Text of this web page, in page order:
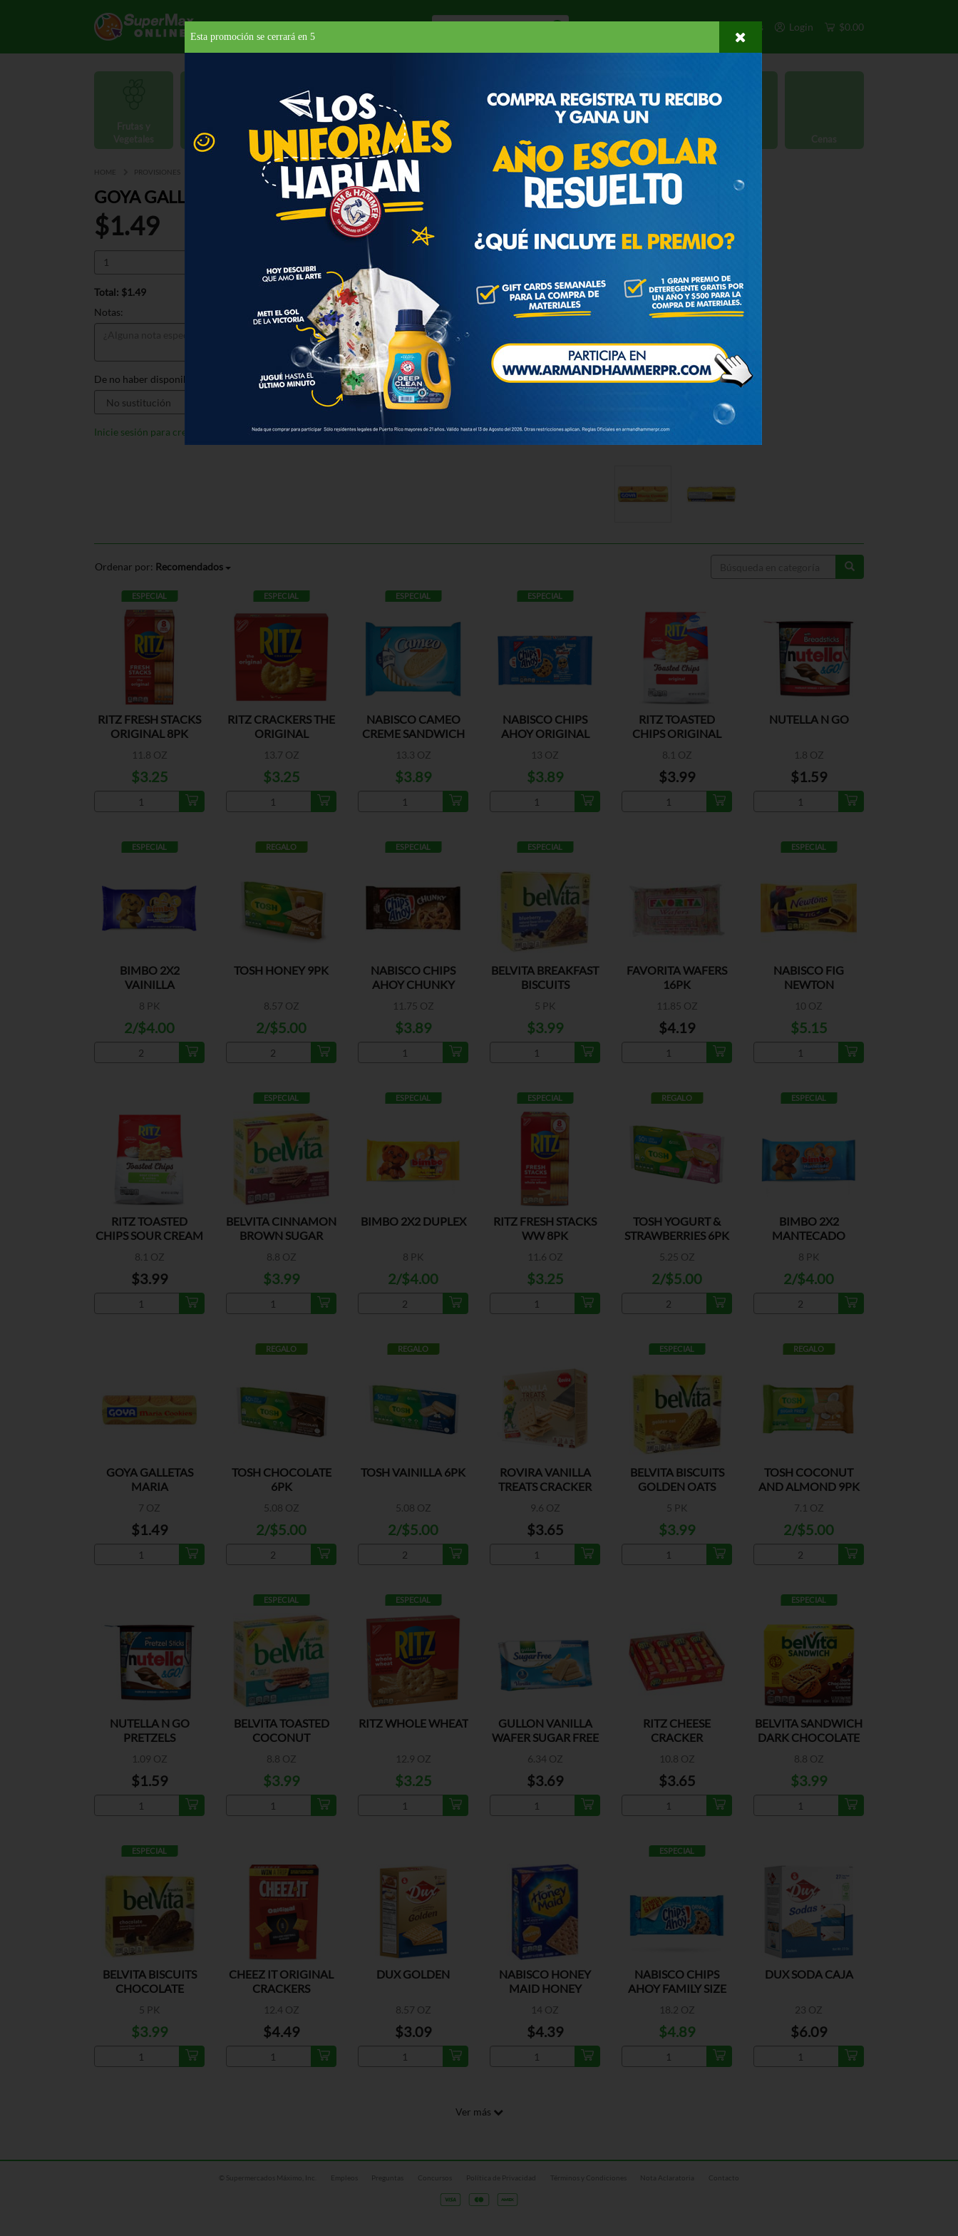
Otros Login $0.00
Mariscos
Provisiones Lácteos
Hogar, Salud y
Deli y Bakery Orgánico
HOME PROVISIONES DULCES GOYA GALLETAS MARIA
GOYA GALLETAS MARIA 7 OZ
$1.49
Total: $1.49
Notas:
De no haber disponible, sustituir por:
Inicie sesión para crear listas
Ordenar por: Recomendados
ESPECIAL
RITZ FRESH STACKS
ORIGINAL 8PK
11.8 OZ
$3.25
ESPECIAL
RITZ CRACKERS THE
ORIGINAL
13.7 OZ
$3.25
ESPECIAL
NABISCO CAMEO
CREME SANDWICH
13.3 OZ
$3.89
ESPECIAL
NABISCO CHIPS
AHOY ORIGINAL
13 OZ
$3.89
RITZ TOASTED
CHIPS ORIGINAL
8.1 OZ
$3.99
NUTELLA N GO
1.8 OZ
$1.59
ESPECIAL
BIMBO 2X2
VAINILLA
8 PK
2/$4.00
REGALO
TOSH HONEY 9PK
8.57 OZ
2/$5.00
ESPECIAL
NABISCO CHIPS
AHOY CHUNKY
11.75 OZ
$3.89
ESPECIAL
BELVITA BREAKFAST
BISCUITS
5 PK
$3.99
FAVORITA WAFERS
16PK
11.85 OZ
$4.19
ESPECIAL
NABISCO FIG
NEWTON
10 OZ
$5.15
RITZ TOASTED
CHIPS SOUR CREAM
8.1 OZ
$3.99
ESPECIAL
BELVITA CINNAMON
BROWN SUGAR
8.8 OZ
$3.99
ESPECIAL
BIMBO 2X2 DUPLEX
8 PK
2/$4.00
ESPECIAL
RITZ FRESH STACKS
WW 8PK
11.6 OZ
$3.25
REGALO
TOSH YOGURT &
STRAWBERRIES 6PK
5.25 OZ
2/$5.00
ESPECIAL
BIMBO 2X2
MANTECADO
8 PK
2/$4.00
GOYA GALLETAS
MARIA
7 OZ
$1.49
REGALO
TOSH CHOCOLATE
6PK
5.08 OZ
2/$5.00
REGALO
TOSH VAINILLA 6PK
5.08 OZ
2/$5.00
ROVIRA VANILLA
TREATS CRACKER
9.6 OZ
$3.65
ESPECIAL
BELVITA BISCUITS
GOLDEN OATS
5 PK
$3.99
REGALO
TOSH COCONUT
AND ALMOND 9PK
7.1 OZ
2/$5.00
NUTELLA N GO
PRETZELS
1.09 OZ
$1.59
ESPECIAL
BELVITA TOASTED
COCONUT
8.8 OZ
$3.99
ESPECIAL
RITZ WHOLE WHEAT
12.9 OZ
$3.25
GULLON VANILLA
WAFER SUGAR FREE
6.34 OZ
$3.69
RITZ CHEESE
CRACKER
10.8 OZ
$3.65
ESPECIAL
BELVITA SANDWICH
DARK CHOCOLATE
8.8 OZ
$3.99
ESPECIAL
BELVITA BISCUITS
CHOCOLATE
5 PK
$3.99
CHEEZ IT ORIGINAL
CRACKERS
12.4 OZ
$4.49
DUX GOLDEN
8.57 OZ
$3.09
NABISCO HONEY
MAID HONEY
14 OZ
$4.39
ESPECIAL
NABISCO CHIPS
AHOY FAMILY SIZE
18.2 OZ
$4.89
DUX SODA CAJA
23 OZ
$6.09
Ver más
© Supermercados Máximo, Inc. Empleos Preguntas Política de Privacidad Nota Aclaratoria Contacto
Esta promoción se cerrará en 4